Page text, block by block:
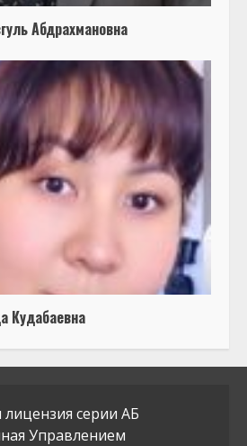
Абдрахмановна
Кудабаевна
лицензия серии АБ
Управлением